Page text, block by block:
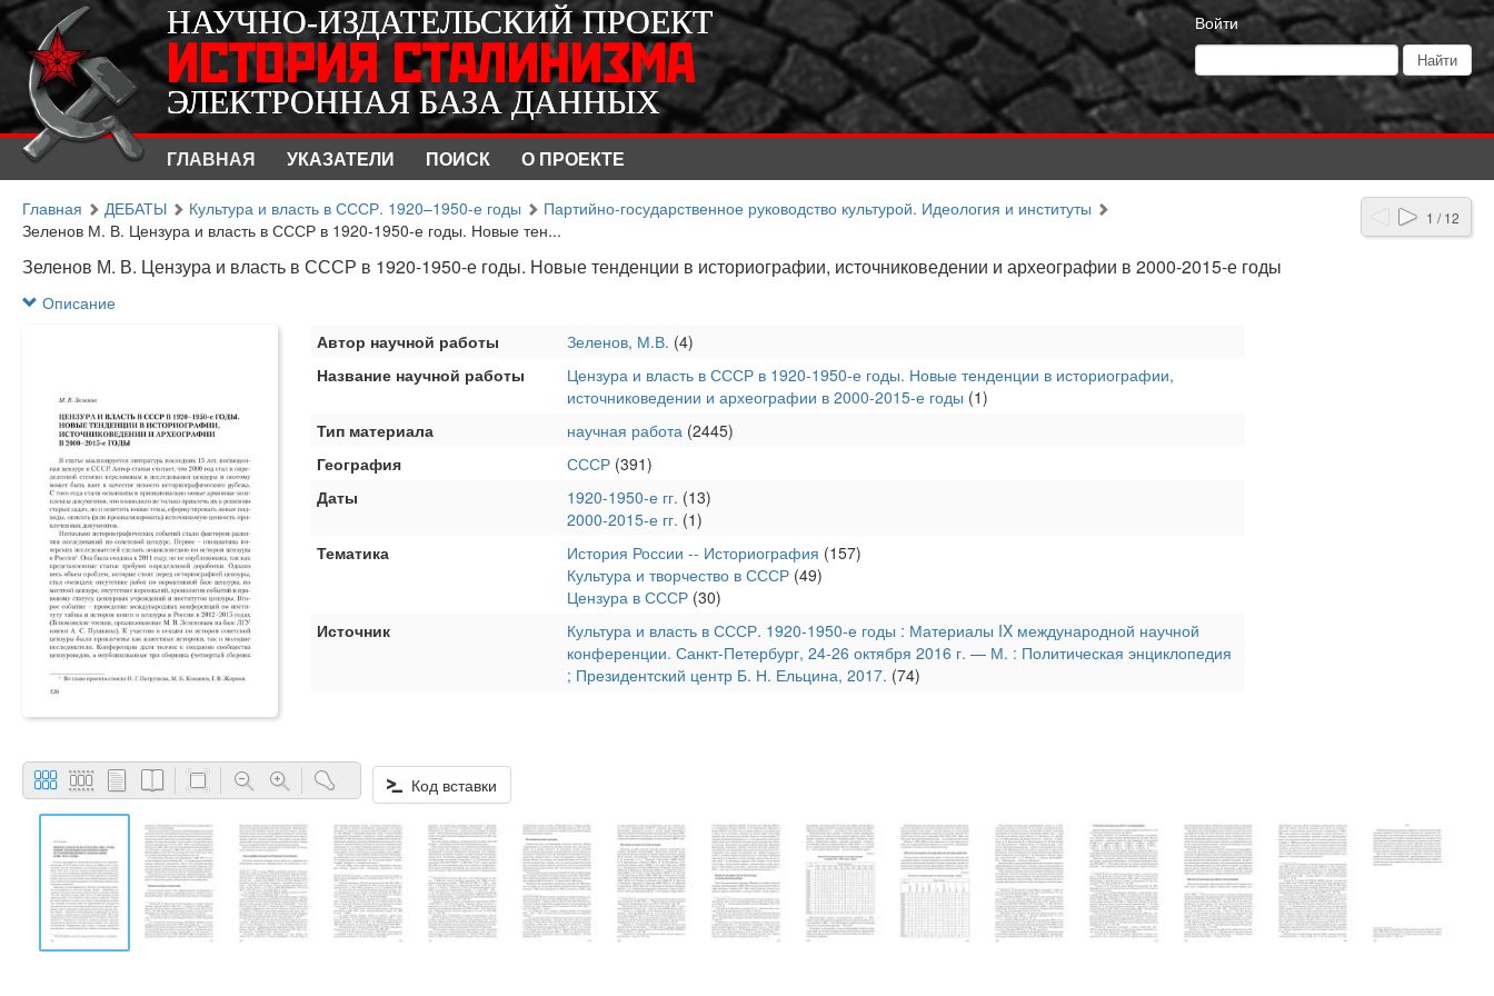
Войти
НАУЧНО-ИЗДАТЕЛЬСКИЙ ПРОЕКТ
ИСТОРИЯ СТАЛИНИЗМА
ЭЛЕКТРОННАЯ БАЗА ДАННЫХ
ГЛАВНАЯ УКАЗАТЕЛИ ПОИСК О ПРОЕКТЕ
НАУЧНО-ИЗДАТЕЛЬСКИЙ ПРОЕКТ
ИСТОРИЯ СТАЛИНИЗМА
ЭЛЕКТРОННАЯ БАЗА ДАННЫХ
1 / 12
Главная ДЕБАТЫ Культура и власть в СССР. 1920–1950-е годы
Партийно-государственное руководство культурой. Идеология и институты
Зеленов М. В. Цензура и власть в СССР в 1920-1950-е годы. Новые тен...
Зеленов М. В. Цензура и власть в СССР в 1920-1950-е годы. Новые тенденции в историографии, источниковедении и археографии в 2000-2015-е годы
Описание
Автор научной работы
Зеленов, М.В. (4)
Название научной работы
Цензура и власть в СССР в 1920-1950-е годы. Новые тенденции в историографии,
источниковедении и археографии в 2000-2015-е годы (1)
Тип материала
научная работа (2445)
География
СССР (391)
Даты
1920-1950-е гг. (13)
2000-2015-е гг. (1)
Тематика
История России -- Историография (157)
Культура и творчество в СССР (49)
Цензура в СССР (30)
Источник
Культура и власть в СССР. 1920-1950-е годы : Материалы IX международной научной
конференции. Санкт-Петербург, 24-26 октября 2016 г. — М. : Политическая энциклопедия
; Президентский центр Б. Н. Ельцина, 2017. (74)
Код вставки